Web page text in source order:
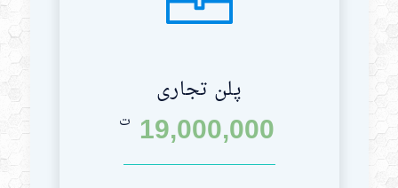
پلن تجاری
19,000,000 ت